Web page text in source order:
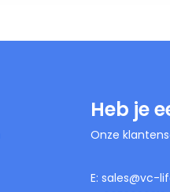
Heb je
Onze
E: sales@vc-